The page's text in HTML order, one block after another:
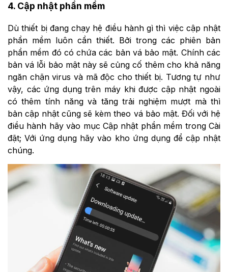
4. Cập nhật phần mềm
Dù thiết bị đang chạy hệ điều hành gì thì việc cập nhật
phần mềm luôn cần thiết. Bởi trong các phiên bản
phần mềm đó có chứa các bản vá bảo mật. Chính các
bản vá lỗi bảo mật này sẽ củng cố thêm cho khả năng
ngăn chặn virus và mã độc cho thiết bị. Tương tự như
vậy, các ứng dụng trên máy khi được cập nhật ngoài
có thêm tính năng và tăng trải nghiệm mượt mà thì
bản cập nhật cũng sẽ kèm theo vá bảo mật. Đối với hệ
điều hành hãy vào mục Cập nhật phần mềm trong Cài
đặt; Với ứng dụng hãy vào kho ứng dụng để cập nhật
chúng.